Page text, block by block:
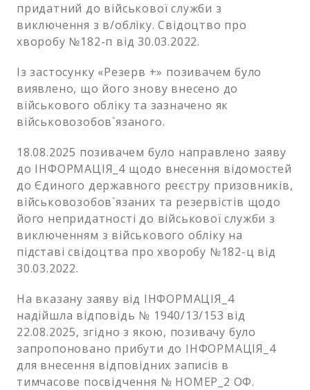
придатний до військової служби з
виключення з в/обліку. Свідоцтво про
хворобу №182-п від 30.03.2022.
Із застосунку «Резерв +» позивачем було
виявлено, що його знову внесено до
військового обліку та зазначено як
військовозобов`язаного.
18.08.2025 позивачем було направлено заяву
до ІНФОРМАЦІЯ_4 щодо внесення відомостей
до Єдиного державного реєстру призовників,
військовозобов`язаних та резервістів щодо
його непридатності до військової служби з
виключенням з військового обліку на
підставі свідоцтва про хворобу №182-ц від
30.03.2022.
На вказану заяву від ІНФОРМАЦІЯ_4
надійшла відповідь № 1940/13/153 від
22.08.2025, згідно з якою, позивачу було
запропоновано прибути до ІНФОРМАЦІЯ_4
для внесення відповідних записів в
тимчасове посвідчення № НОМЕР_2 ОФ.